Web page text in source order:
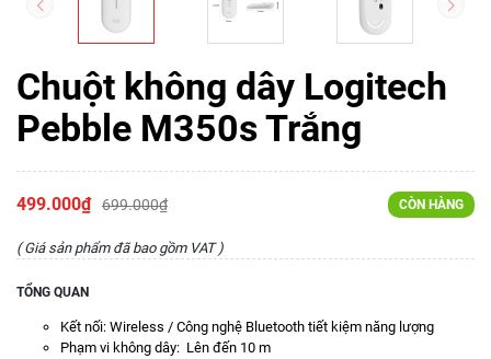
Chuột không dây Logitech
Pebble M350s Trắng
499.000₫ 699.000₫ CÒN HÀNG
( Giá sản phẩm đã bao gồm VAT )
TỔNG QUAN
Kết nối: Wireless / Công nghệ Bluetooth tiết kiệm năng lượng
Phạm vi không dây: Lên đến 10 m